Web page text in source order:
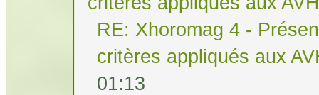
RE: Xhoromag 4 -
critères appliqués aux
01:13